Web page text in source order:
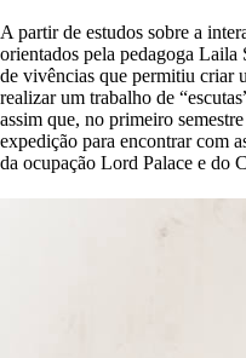
A partir de estudos sobre a
orientados pela pedagoga
de vivências que permitiu criar
realizar um trabalho de
assim que, no primeiro
expedição para encontrar com
da ocupação Lord Palace e do